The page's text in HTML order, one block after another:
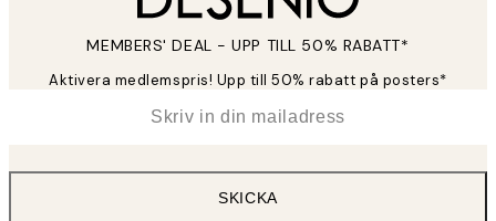
MEMBERS' DEAL - UPP TILL 50% RABATT*
Aktivera medlemspris! Upp till 50% rabatt på posters*
SKICKA